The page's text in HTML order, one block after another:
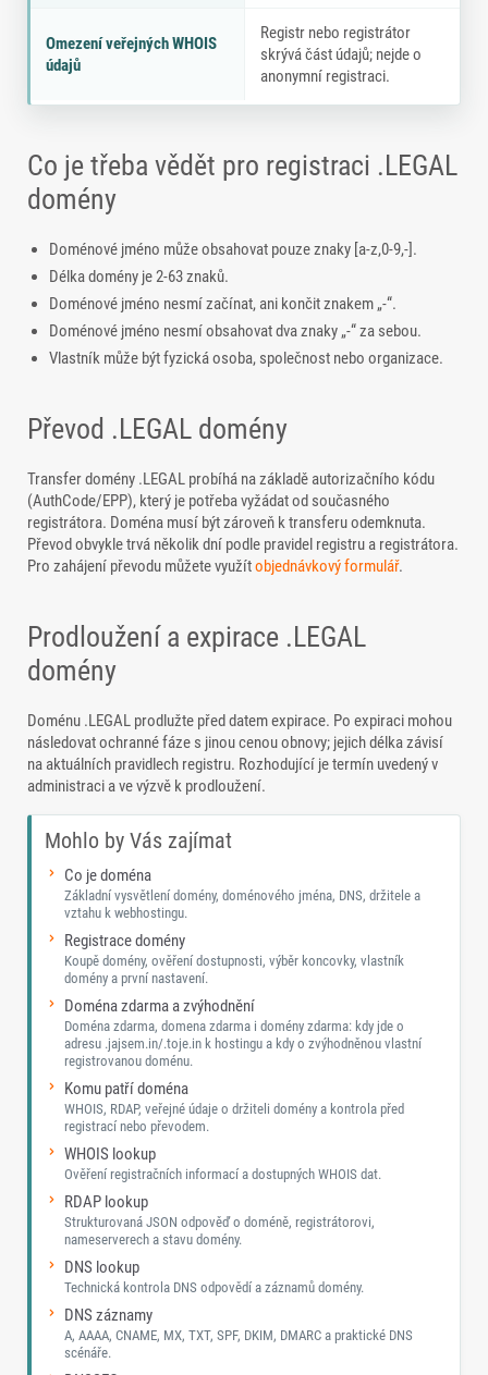
Omezení veřejných WHOIS
údajů
Registr nebo registrátor
skrývá část údajů; nejde o
anonymní registraci.
Co je třeba vědět pro registraci .LEGAL
domény
Doménové jméno může obsahovat pouze znaky [a-z,0-9,-].
Délka domény je 2-63 znaků.
Doménové jméno nesmí začínat, ani končit znakem „-“.
Doménové jméno nesmí obsahovat dva znaky „-“ za sebou.
Vlastník může být fyzická osoba, společnost nebo organizace.
Převod .LEGAL domény
Transfer domény .LEGAL probíhá na základě autorizačního kódu
(AuthCode/EPP), který je potřeba vyžádat od současného
registrátora. Doména musí být zároveň k transferu odemknuta.
Převod obvykle trvá několik dní podle pravidel registru a registrátora.
Pro zahájení převodu můžete využítobjednávkový formulář.
Prodloužení a expirace .LEGAL
domény
Doménu .LEGAL prodlužte před datem expirace. Po expiraci mohou
následovat ochranné fáze s jinou cenou obnovy; jejich délka závisí
na aktuálních pravidlech registru. Rozhodující je termín uvedený v
administraci a ve výzvě k prodloužení.
Mohlo by Vás zajímat
Co je doména
Základní vysvětlení domény, doménového jména, DNS, držitele a
vztahu k webhostingu.
Registrace domény
Koupě domény, ověření dostupnosti, výběr koncovky, vlastník
domény a první nastavení.
Doména zdarma a zvýhodnění
Doména zdarma, domena zdarma i domény zdarma: kdy jde o
adresu .jajsem.in/.toje.in k hostingu a kdy o zvýhodněnou vlastní
registrovanou doménu.
Komu patří doména
WHOIS, RDAP, veřejné údaje o držiteli domény a kontrola před
registrací nebo převodem.
WHOIS lookup
Ověření registračních informací a dostupných WHOIS dat.
RDAP lookup
Strukturovaná JSON odpověď o doméně, registrátorovi,
nameserverech a stavu domény.
DNS lookup
Technická kontrola DNS odpovědí a záznamů domény.
DNS záznamy
A, AAAA, CNAME, MX, TXT, SPF, DKIM, DMARC a praktické DNS
scénáře.